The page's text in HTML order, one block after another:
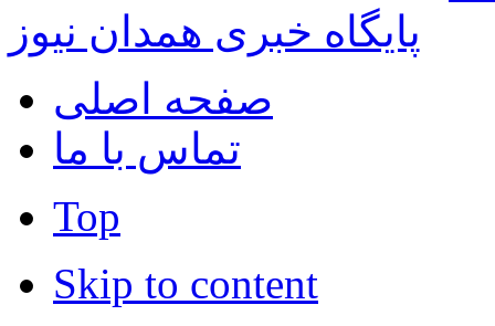
پایگاه خبری همدان نیوز
صفحه اصلی
تماس با ما
Top
Skip to content